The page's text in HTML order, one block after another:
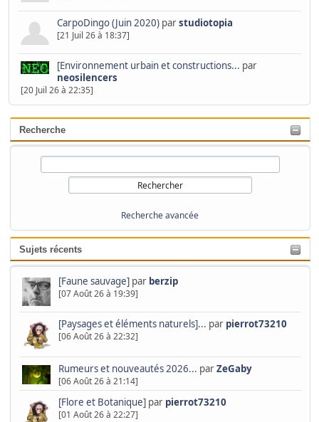
Recherche
Recherche avancée
Sujets récents
[Faune sauvage] par berzip
[07 Août 26 à 19:39]
[Paysages et éléments naturels]... par pierrot73210
[06 Août 26 à 22:32]
Rumeurs et nouveautés 2026... parZeGaby
[06 Août 26 à 21:14]
[Flore et Botanique]par pierrot73210
[01 Août 26 à 22:27]
CarpoDingo (Juin 2020)parstudiotopia
[21 Juil 26 à 18:37]
[Environnement urbain et constructions... par
neosilencers
[20 Juil 26 à 22:35]